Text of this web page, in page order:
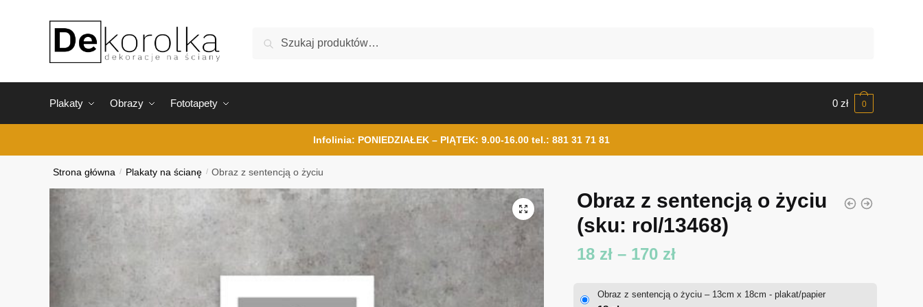
Szukaj
Plakaty Obrazy Fototapety 0 zł 0
Infolinia: PONIEDZIAŁEK – PIĄTEK: 9.00-16.00 tel.: 881 31 71 81
Strona główna / Plakaty na ścianę / Obraz z sentencją o życiu
Obraz z sentencją o życiu
(sku: rol/13468)
18 zł – 170 złZakres
Obraz z sentencją o życiu – 13cm x 18cm - plakat/papier